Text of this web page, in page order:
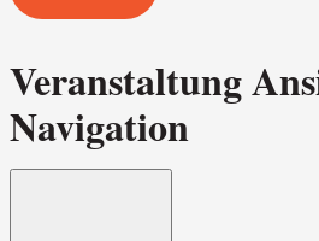
Veranstaltung
Navigation